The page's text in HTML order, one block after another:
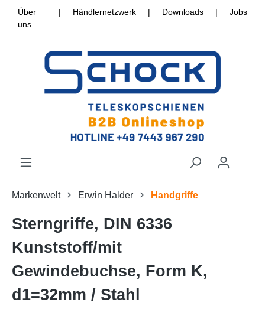
Über
uns
| Händlernetzwerk | Downloads | Jobs
Markenwelt Erwin Halder Handgriffe
Sterngriffe, DIN 6336
Kunststoff/mit
Gewindebuchse, Form K,
d1=32mm / Stahl